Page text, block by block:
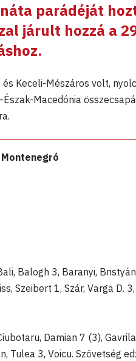
parádéját
járult hozzá a
Keceli-Mészáros volt,
Macedónia
Balogh 3, Baranyi,
Szeibert 1, Szár, Varga D. 3,
Damian 7 (3),
Tulea 3, Voicu. Szövetség